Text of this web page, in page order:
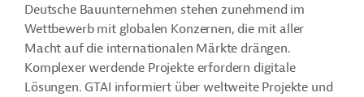
Deutsche Bauunternehmen stehen zunehmend im
Wettbewerb mit globalen Konzernen, die mit aller
Macht auf die internationalen Märkte drängen.
Komplexer werdende Projekte erfordern digitale
Lösungen. GTAI informiert über weltweite Projekte und